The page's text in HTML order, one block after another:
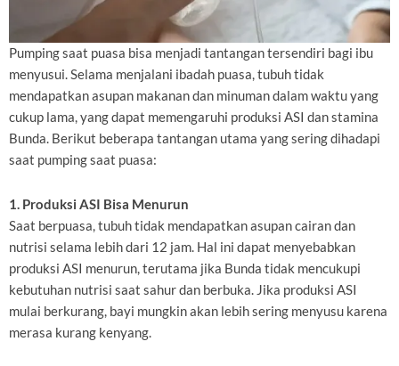
Pumping saat puasa bisa menjadi tantangan tersendiri bagi ibu
menyusui. Selama menjalani ibadah puasa, tubuh tidak
mendapatkan asupan makanan dan minuman dalam waktu yang
cukup lama, yang dapat memengaruhi produksi ASI dan stamina
Bunda. Berikut beberapa tantangan utama yang sering dihadapi
saat pumping saat puasa:
1. Produksi ASI Bisa Menurun
Saat berpuasa, tubuh tidak mendapatkan asupan cairan dan
nutrisi selama lebih dari 12 jam. Hal ini dapat menyebabkan
produksi ASI menurun, terutama jika Bunda tidak mencukupi
kebutuhan nutrisi saat sahur dan berbuka. Jika produksi ASI
mulai berkurang, bayi mungkin akan lebih sering menyusu karena
merasa kurang kenyang.